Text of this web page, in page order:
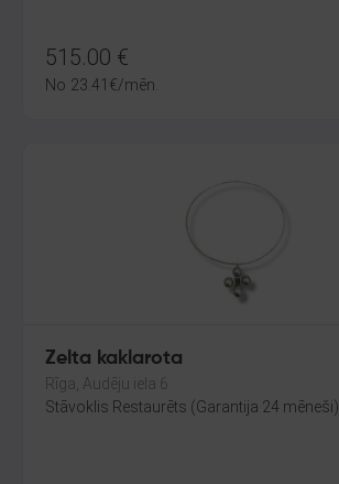
515.00 €
No 23.41 €/mēn.
Zelta kaklarota
Rīga, Audēju iela 6
Stāvoklis Restaurēts (Garantija 24 mēneši)